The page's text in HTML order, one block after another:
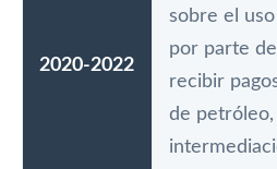
2020-2022
sobre el
por parte
recibir
de